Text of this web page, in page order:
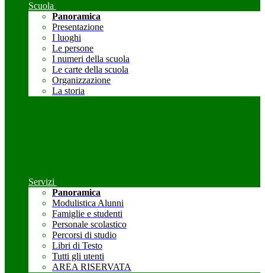
Scuola
Panoramica
Presentazione
I luoghi
Le persone
I numeri della scuola
Le carte della scuola
Organizzazione
La storia
Servizi
Panoramica
Modulistica Alunni
Famiglie e studenti
Personale scolastico
Percorsi di studio
Libri di Testo
Tutti gli utenti
AREA RISERVATA